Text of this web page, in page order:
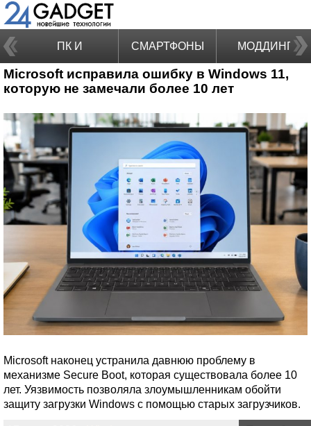
ПК И
НОУТБУКИ
СМАРТФОНЫ МОДДИНГ
Microsoft исправила ошибку в Windows 11,
которую не замечали более 10 лет
Microsoft наконец устранила давнюю проблему в
механизме Secure Boot, которая существовала более 10
лет. Уязвимость позволяла злоумышленникам обойти
защиту загрузки Windows с помощью старых загрузчиков.